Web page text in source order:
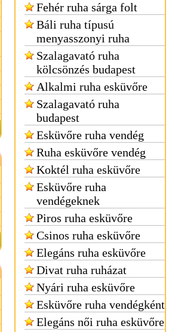
Fehér ruha sárga folt
Báli ruha típusú
menyasszonyi ruha
Szalagavató ruha
kölcsönzés budapest
Alkalmi ruha esküvőre
Szalagavató ruha
budapest
Esküvőre ruha vendég
Ruha esküvőre vendég
Koktél ruha esküvőre
Esküvőre ruha
vendégeknek
Piros ruha esküvőre
Csinos ruha esküvőre
Elegáns ruha esküvőre
Divat ruha ruházat
Nyári ruha esküvőre
Esküvőre ruha vendégként
Elegáns női ruha esküvőre